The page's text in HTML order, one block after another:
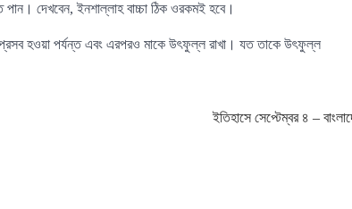
পান। দেখবেন, ইনশাল্লাহ বাচ্চা ঠিক ওরকমই হবে।
হওয়া পর্যন্ত এবং এরপরও মাকে উৎফুল্ল রাখা। যত তাকে উৎফুল্ল
ইতিহাসে সেপ্টেম্বর ৪ –